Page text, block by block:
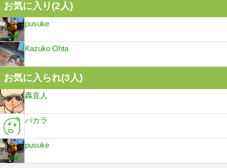
お気に入り(2人)
pusuke
Kazuko Ohta
お気に入られ(3人)
轟直人
バカラ
pusuke